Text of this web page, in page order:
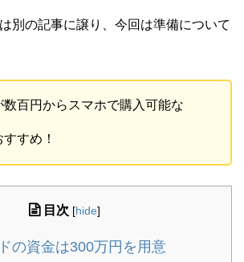
別の記事に譲り、今回は準備について
百円からスマホで購入可能な
すめ！
目次 [hide]
の資金は300万円を用意